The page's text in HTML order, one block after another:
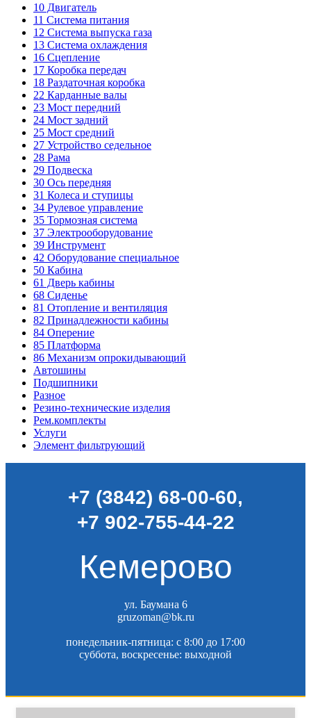
10 Двигатель
11 Система питания
12 Система выпуска газа
13 Система охлаждения
16 Сцепление
17 Коробка передач
18 Раздаточная коробка
22 Карданные валы
23 Мост передний
24 Мост задний
25 Мост средний
27 Устройство седельное
28 Рама
29 Подвеска
30 Ось передняя
31 Колеса и ступицы
34 Рулевое управление
35 Тормозная система
37 Электрооборудование
39 Инструмент
42 Оборудование специальное
50 Кабина
61 Дверь кабины
68 Сиденье
81 Отопление и вентиляция
82 Принадлежности кабины
84 Оперение
85 Платформа
86 Механизм опрокидывающий
Автошины
Подшипники
Разное
Резино-технические изделия
Рем.комплекты
Услуги
Элемент фильтрующий
+7 (3842) 68-00-60,
+7 902-755-44-22
Кемерово
ул. Баумана 6
gruzoman@bk.ru
понедельник-пятница: c 8:00 до 17:00
суббота, воскресенье: выходной